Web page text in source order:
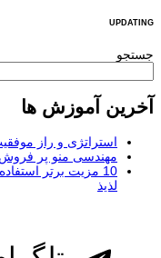
UPDATING
جستجو
آخرین آموزش ها
استراتژی و راز
مهندسی منو پر
10 مزیت برتر
لذیذ